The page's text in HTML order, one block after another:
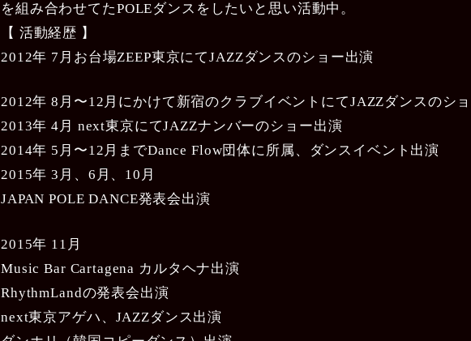
を組み合わせてたPOLEダンスをしたいと思い活動中。
【 活動経歴 】
2012年 7月お台場ZEEP東京にてJAZZダンスのショー出演
2012年 8月〜12月にかけて新宿のクラブイベントにてJAZZダンスのシ
2013年 4月 next東京にてJAZZナンバーのショー出演
2014年 5月〜12月までDance Flow団体に所属、ダンスイベント出演
2015年 3月、6月、10月
JAPAN POLE DANCE発表会出演
2015年 11月
Music Bar Cartagena カルタヘナ出演
RhythmLandの発表会出演
next東京アゲハ、JAZZダンス出演